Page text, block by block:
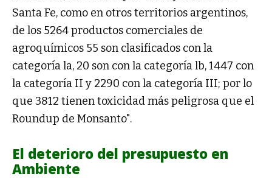
Santa Fe, como en otros territorios argentinos,
de los 5264 productos comerciales de
agroquímicos 55 son clasificados con la
categoría la, 20 son con la categoría lb, 1447 con
la categoría II y 2290 con la categoría III; por lo
que 3812 tienen toxicidad más peligrosa que el
Roundup de Monsanto".
El deterioro del presupuesto en
Ambiente